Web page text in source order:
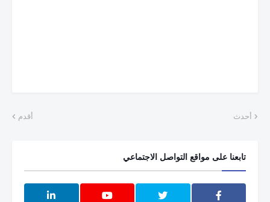
أحدث أقدم
تابعنا على مواقع التواصل الاجتماعي